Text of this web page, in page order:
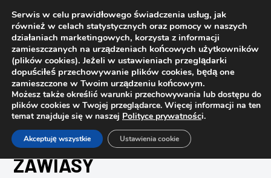
Strona główna Sklep Zawiasy
ZAWIASY
Serwis w celu prawidłowego świadczenia usług, jak
również w celach statystycznych oraz pomocy w naszych
działaniach marketingowych, korzysta z informacji
zamieszczanych na urządzeniach końcowych użytkowników
(plików cookies). Jeżeli w ustawieniach przeglądarki
dopuściłeś przechowywanie plików cookies, będą one
zamieszczone w Twoim urządzeniu końcowym.
Możesz także określić warunki przechowywania lub dostępu do
plików cookies w Twojej przeglądarce. Więcej informacji na ten
temat znajduje się w naszej Polityce prywatności.
Akceptuję wszystkie Ustawienia cookie